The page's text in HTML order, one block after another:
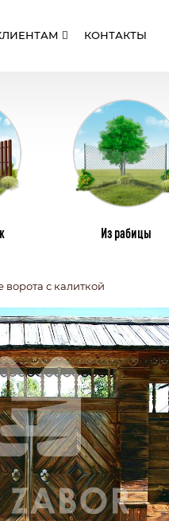
ПРОФНАСТИЛА
ЭЛЕМЕНТАМИ
СТОЛБЫ
КОНТАКТЫ
Из рабицы
с калиткой